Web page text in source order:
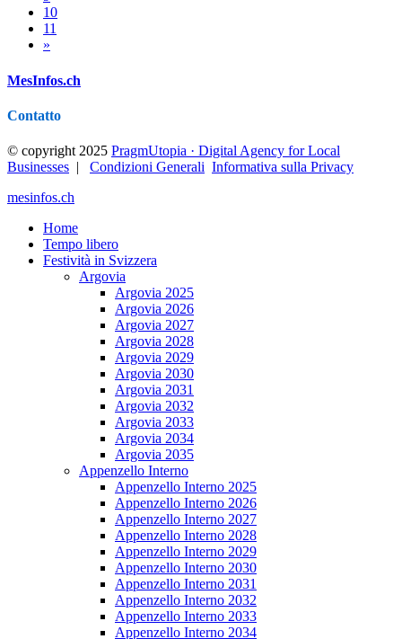
10
11
»
MesInfos.ch
Contatto
© copyright 2025 PragmUtopia · Digital Agency for Local
Businesses | Condizioni Generali Informativa sulla Privacy
mesinfos.ch
Home
Tempo libero
Festività in Svizzera
Argovia
Argovia 2025
Argovia 2026
Argovia 2027
Argovia 2028
Argovia 2029
Argovia 2030
Argovia 2031
Argovia 2032
Argovia 2033
Argovia 2034
Argovia 2035
Appenzello Interno
Appenzello Interno 2025
Appenzello Interno 2026
Appenzello Interno 2027
Appenzello Interno 2028
Appenzello Interno 2029
Appenzello Interno 2030
Appenzello Interno 2031
Appenzello Interno 2032
Appenzello Interno 2033
Appenzello Interno 2034